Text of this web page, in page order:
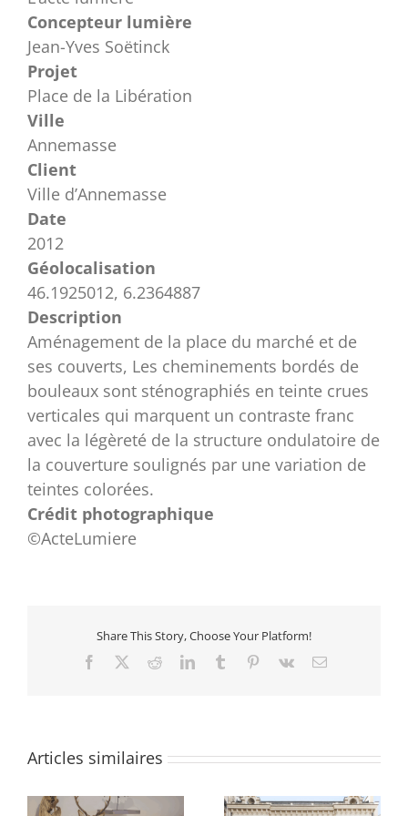
Concepteur lumière
Jean-Yves Soëtinck
Projet
Place de la Libération
Ville
Annemasse
Client
Ville d’Annemasse
Date
2012
Géolocalisation
46.1925012, 6.2364887
Description
Aménagement de la place du marché et de
ses couverts, Les cheminements bordés de
bouleaux sont sténographiés en teinte crues
verticales qui marquent un contraste franc
avec la légèreté de la structure ondulatoire de
la couverture soulignés par une variation de
teintes colorées.
Crédit photographique
©ActeLumiere
Share This Story, Choose Your Platform!
Facebook RedditLinkedInTumblr Pinterest
Vk Email
Articles similaires